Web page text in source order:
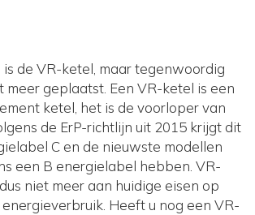
is de VR-ketel, maar tegenwoordig
geplaatst. Een VR-ketel is een
ketel, het is de voorloper van
de ErP-richtlijn uit 2015 krijgt dit
C en de nieuwste modellen
een B energielabel hebben. VR-
niet meer aan huidige eisen op
Heeft u nog een VR-